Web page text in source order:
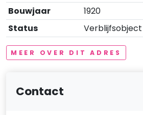
Bouwjaar
1920
Status
MEER OVER DIT ADRES
Contact